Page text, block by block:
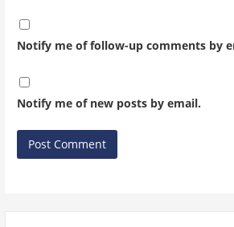
Notify me of follow-up comments by
Notify me of new posts by email.